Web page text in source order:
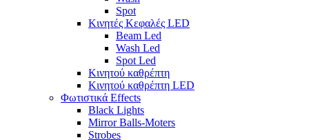
Spot
Κινητές Κεφαλές LED
Beam Led
Wash Led
Spot Led
Κινητού καθρέπτη
Κινητού καθρέπτη LED
Φωτιστικά Effects
Black Lights
Mirror Balls-Moters
Strobes